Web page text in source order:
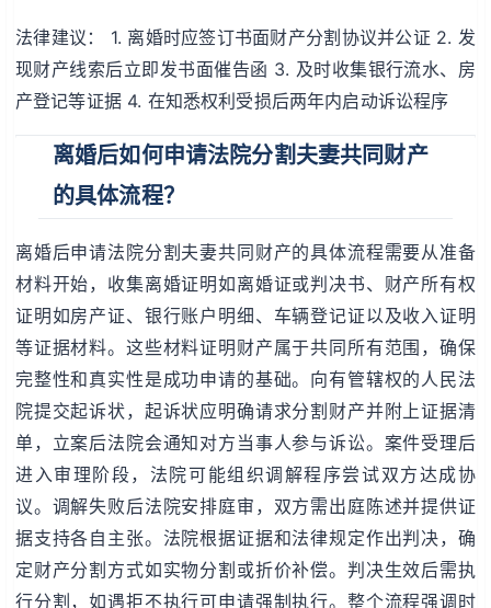
法律建议： 1. 离婚时应签订书面财产分割协议并公证 2. 发
现财产线索后立即发书面催告函 3. 及时收集银行流水、房
产登记等证据 4. 在知悉权利受损后两年内启动诉讼程序
离婚后如何申请法院分割夫妻共同财产
的具体流程？
离婚后申请法院分割夫妻共同财产的具体流程需要从准备
材料开始，收集离婚证明如离婚证或判决书、财产所有权
证明如房产证、银行账户明细、车辆登记证以及收入证明
等证据材料。这些材料证明财产属于共同所有范围，确保
完整性和真实性是成功申请的基础。向有管辖权的人民法
院提交起诉状，起诉状应明确请求分割财产并附上证据清
单，立案后法院会通知对方当事人参与诉讼。案件受理后
进入审理阶段，法院可能组织调解程序尝试双方达成协
议。调解失败后法院安排庭审，双方需出庭陈述并提供证
据支持各自主张。法院根据证据和法律规定作出判决，确
定财产分割方式如实物分割或折价补偿。判决生效后需执
行分割，如遇拒不执行可申请强制执行。整个流程强调时